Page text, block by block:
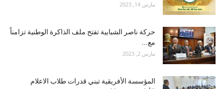
مارس 14, 2023
حركة ناصر الشبابية تفتح ملف الذاكرة الوطنية تزامناً
مع...
مارس 2, 2023
المؤسسة الأفريقية تبني قدرات طلاب الاعلام